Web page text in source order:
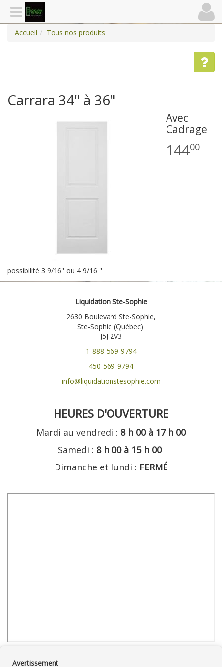
Accueil Tous nos produits
Carrara 34" à 36"
Avec
Cadrage
14400
possibilité 3 9/16'' ou 4 9/16 ''
Liquidation Ste-Sophie
2630 Boulevard Ste-Sophie,
Ste-Sophie (Québec)
J5J 2V3
1-888-569-9794
450-569-9794
info@liquidationstesophie.com
HEURES D'OUVERTURE
Mardi au vendredi : 8 h 00 à 17 h 00
Samedi : 8 h 00 à 15 h 00
Dimanche et lundi : FERMÉ
Avertissement